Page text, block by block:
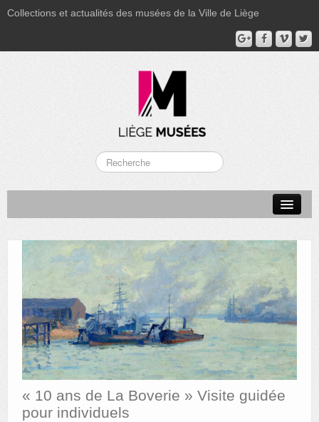
Collections et actualités des musées de la Ville de Liège
MUSÉE GRÉTRY
MUSÉE DU LUMINAIRE
FONDS PATRIMONIAUX
AUTRES LIEUX
ANIMATIONS DES MUSÉES
PUBLICATIONS
« 10 ans de La Boverie » Visite guidée
pour individuels